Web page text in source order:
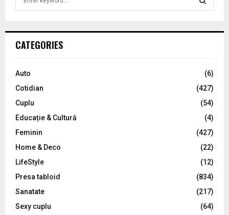
h
o
:
C
CATEGORIES
Auto
(6)
Cotidian
(427)
Cuplu
(54)
Educație & Cultură
(4)
Feminin
(427)
Home & Deco
(22)
LifeStyle
(12)
Presa tabloid
(834)
Sanatate
(217)
Sexy cuplu
(64)